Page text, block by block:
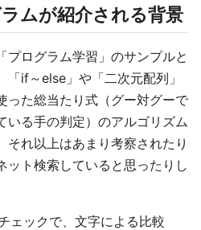
ムが紹介される背景
プログラム学習」のサンプルと
「if～else」や「二次元配列」
った総当たり式（グー対グーで
いる手の判定）のアルゴリズム
それ以上はあまり考察されたり
ット検索していると思ったりし
ェックで、文字による比較